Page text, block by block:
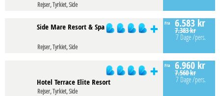
Rejser, Tyrkiet, Side
Fra 6.583 kr
7.383 kr
7 Dage/pers.
Side Mare Resort & Spa
Rejser, Tyrkiet, Side
Fra 6.960 kr
7.560 kr
7 Dage/pers.
Hotel Terrace Elite Resort
Rejser, Tyrkiet, Side